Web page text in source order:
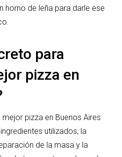
horno de leña para darle ese
para
pizza en
pizza en Buenos Aires
utilizados, la
de la masa y la